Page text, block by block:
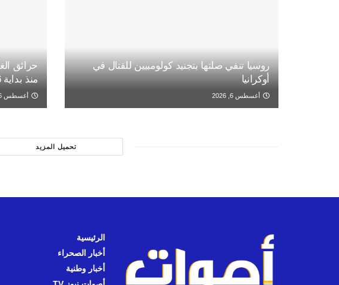
روسيا تنفي صلتها بتجنيد كولومبيين للقتال في
أوكرانيا
أغسطس 6, 2026
منذ بداية 2026
أغسطس 6, 2026
تحميل المزيد
الرئيسية
أخبار الصحراء
أخبار وطنية